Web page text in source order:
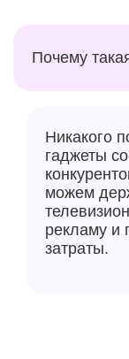
Почему
Никакого
гаджеты
можем
рекламу и
затраты.